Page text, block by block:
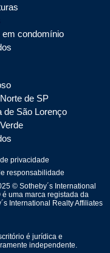
condomínio
de SP
de São Lorenço
privacidade
responsabilidade
© Sotheby´s International
uma marca registada da
International Realty Affiliates
é jurídica e
independente.